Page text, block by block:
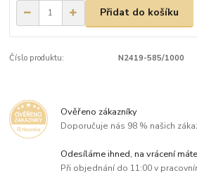
Přidat do košíku
Číslo produktu: N2419-585/1000
Ověřeno zákazníky
Doporučuje nás 98 % našich
Odesíláme ihned, na vrácení
Při objednání do 11:00 v